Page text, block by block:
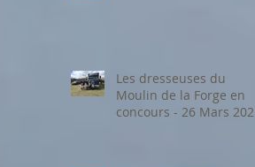
Les dresseuses du
Moulin de la Forge en
concours - 26 Mars 2023